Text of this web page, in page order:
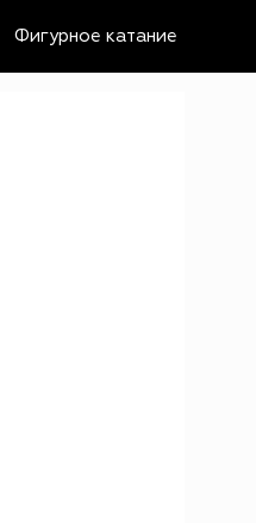
Фигурное катание